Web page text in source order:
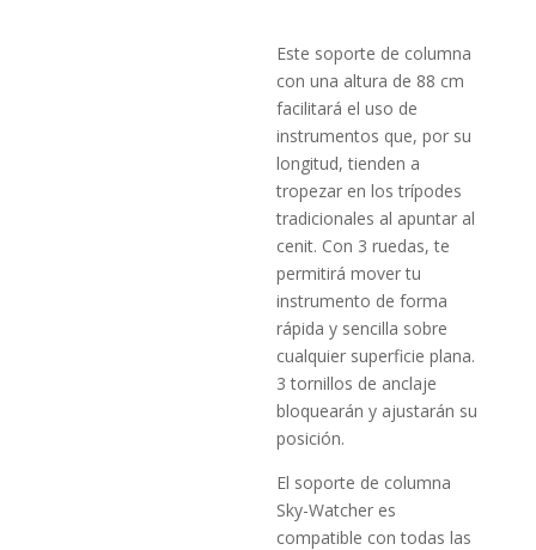
Este soporte de columna
con una altura de 88 cm
facilitará el uso de
instrumentos que, por su
longitud, tienden a
tropezar en los trípodes
tradicionales al apuntar al
cenit. Con 3 ruedas, te
permitirá mover tu
instrumento de forma
rápida y sencilla sobre
cualquier superficie plana.
3 tornillos de anclaje
bloquearán y ajustarán su
posición.
El soporte de columna
Sky-Watcher es
compatible con todas las